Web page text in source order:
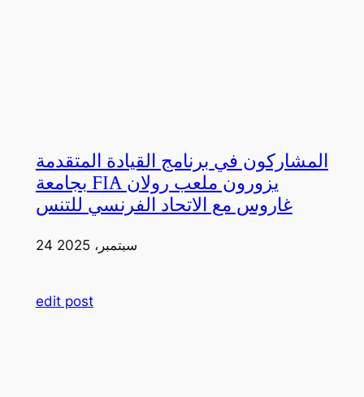
المشاركون في برنامج القيادة المتقدمة
بجامعة FIA يزورون ملعب رولان
غاروس مع الاتحاد الفرنسي للتنس
24 سبتمبر، 2025
edit post